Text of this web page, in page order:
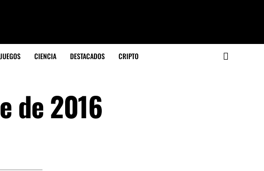
JUEGOS CIENCIA DESTACADOS CRIPTO
de 2016